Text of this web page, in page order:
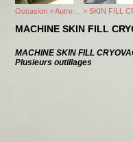
Occasion >Autre ... > SKIN FILL
MACHINE SKIN FILL
MACHINE SKIN FILL
Plusieurs outillages